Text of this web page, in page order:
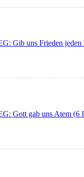
Gib uns Frieden jeden
Gott gab uns Atem (6